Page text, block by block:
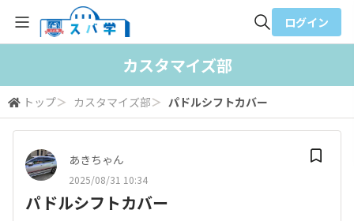
検索
ログイン
カスタマイズ部
トップ＞ カスタマイズ部＞ パドルシフトカバー
あきちゃん
2025/08/31 10:34
パドルシフトカバー